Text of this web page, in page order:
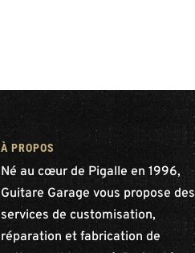
À PROPOS
Né au cœur de Pigalle en 1996,
Guitare Garage vous propose des
services de customisation,
réparation et fabrication de